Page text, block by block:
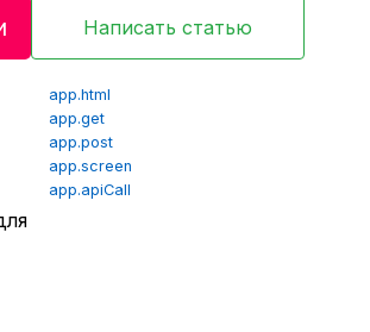
Написать статью
app.html
app.get
app.post
app.screen
app.apiCall